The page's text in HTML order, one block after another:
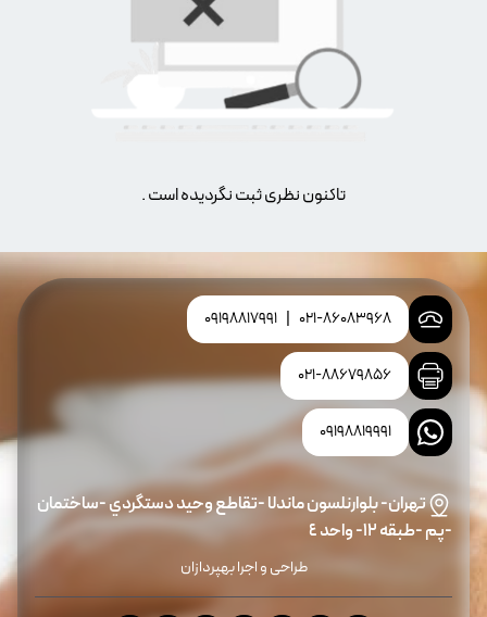
تاکنون نظری ثبت نگردیده است .
021-86083968
09198817991
021-88679856
09198819991
تهران- بلوارنلسون ماندلا -تقاطع وحيد دستگردي -ساختمان
-پم -طبقه ١٢- واحد ٤
طراحی و اجرا بهپردازان